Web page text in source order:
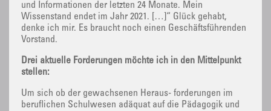
und Informationen der letzten 24 Monate. Mein
Wissenstand endet im Jahr 2021. […]“ Glück gehabt,
denke ich mir. Es braucht noch einen Geschäftsführenden
Vorstand.
Drei aktuelle Forderungen möchte ich in den Mittelpunkt
stellen:
Um sich ob der gewachsenen Heraus- forderungen im
beruflichen Schulwesen adäquat auf die Pädagogik und